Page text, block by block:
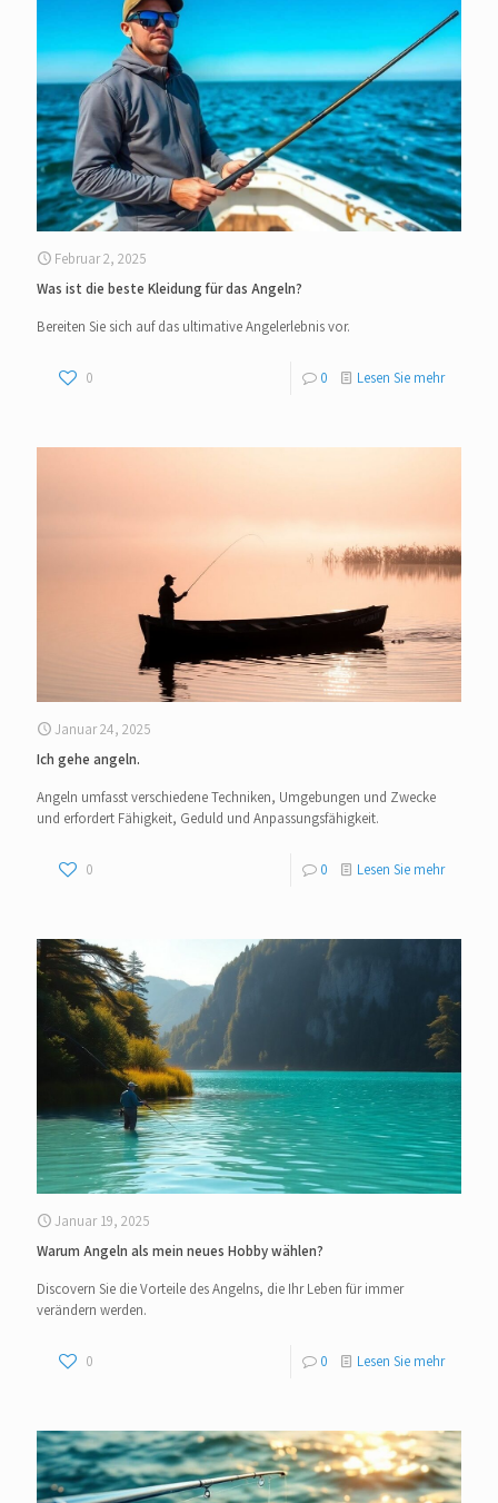
Februar 2, 2025
Was ist die beste Kleidung für das Angeln?
Bereiten Sie sich auf das ultimative Angelerlebnis vor.
0 0 Lesen Sie mehr
Januar 24, 2025
Ich gehe angeln.
Angeln umfasst verschiedene Techniken, Umgebungen und Zwecke
und erfordert Fähigkeit, Geduld und Anpassungsfähigkeit.
0 0 Lesen Sie mehr
Januar 19, 2025
Warum Angeln als mein neues Hobby wählen?
Discovern Sie die Vorteile des Angelns, die Ihr Leben für immer
verändern werden.
0 0 Lesen Sie mehr